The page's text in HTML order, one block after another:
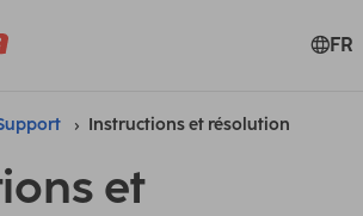
FR
Instructions et résolution
et